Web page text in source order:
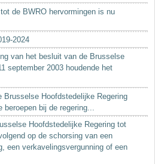
de BWRO hervormingen is nu
2024
van het besluit van de Brusselse
september 2003 houdende het
Brusselse Hoofdstedelijke Regering
bij de regering...
Hoofdstedelijke Regering tot
op de schorsing van een
een verkavelingsvergunning of een